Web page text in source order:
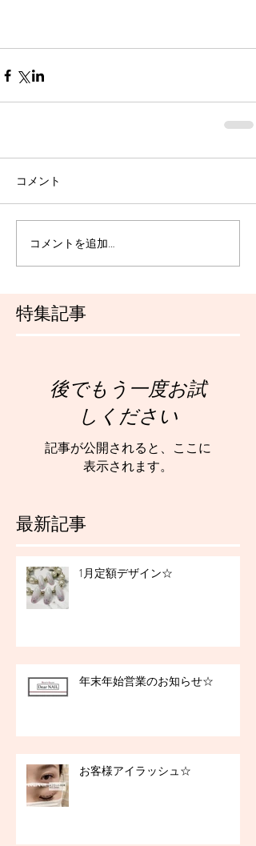
特集記事
最新記事
コメント
コメントを追加…
後でもう一度お試
しください
記事が公開されると、ここに
表示されます。
1月定額デザイン☆
年末年始営業のお知らせ☆
お客様アイラッシュ☆